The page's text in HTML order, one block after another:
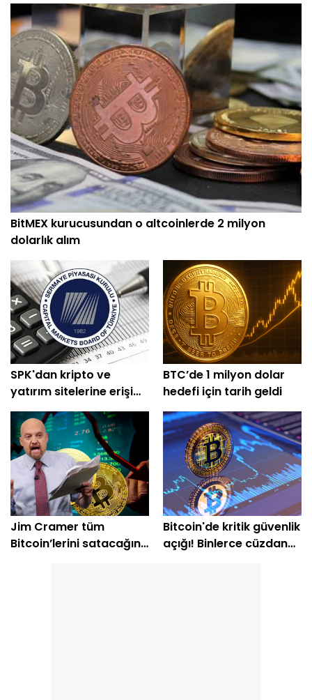
BitMEX kurucusundan o altcoinlerde 2 milyon
dolarlık alım
SPK'dan kripto ve
yatırım sitelerine erişim
engeli
BTC’de 1 milyon dolar
hedefi için tarih geldi
Jim Cramer tüm
Bitcoin’lerini satacağını
Bitcoin'de kritik güvenlik
açığı! Binlerce cüzdan